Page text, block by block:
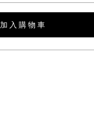
加 入 購 物 車